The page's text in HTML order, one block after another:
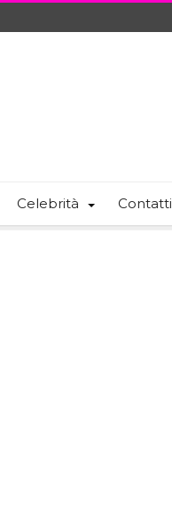
Celebrità Contatti